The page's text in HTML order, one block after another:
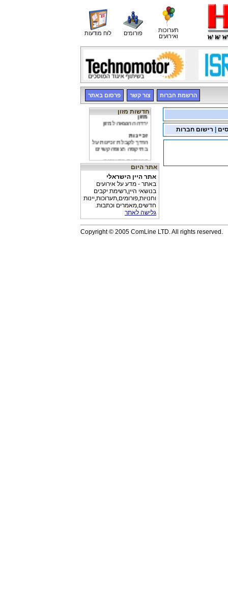
לוח מודעות פורומים
תערוכות
ואירועים
הרשמת חברות צור קשר פרסום באתר
חדשות מזוןמזון
ירדה ההוצאה למזון
זכיינות
הדרך לקבלת זכיינות על
בתי קפה רצופה קשיים
השפעת הדיאטה
מחקר הוכיח, כי ניתן
"להמיס" את הטרשת
בכלי הדם המובילים
למוח, בעזרת דיאטה
אתר היין הישראלי
באתר - מדע על אירועים
בנושאי היין,רשימת יקבים
וחנויות,פורומים,תערוכות,יינות
חדשים,מאמרים וכתבות.
גלישה לאתר
רישום חברות
Copyright © 2005 ComLine LTD. All rights reserved.